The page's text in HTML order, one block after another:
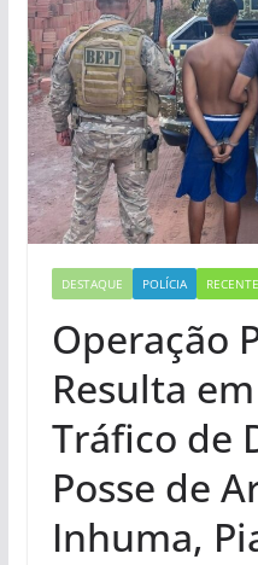
DESTAQUE POLÍCIA
Operação
Resulta
Tráfico de
Posse de
Inhuma,